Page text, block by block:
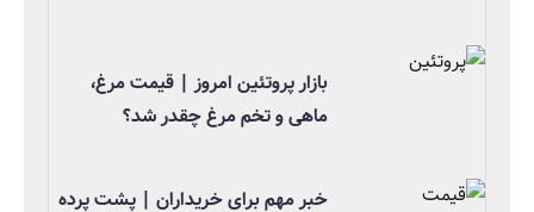
بازار پروتئین امروز | قیمت مرغ،
ماهی و تخم مرغ چقدر شد؟
خبر مهم برای خریداران | پشت پرده